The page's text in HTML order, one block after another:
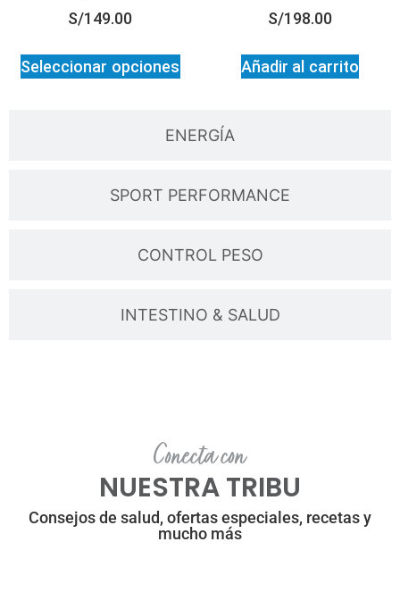
ENERGÍA
SPORT PERFORMANCE
CONTROL PESO
INTESTINO & SALUD
S/149.00
Seleccionar opciones
S/198.00
Añadir al carrito
Conecta con
NUESTRA TRIBU
Consejos de salud, ofertas especiales, recetas y
mucho más